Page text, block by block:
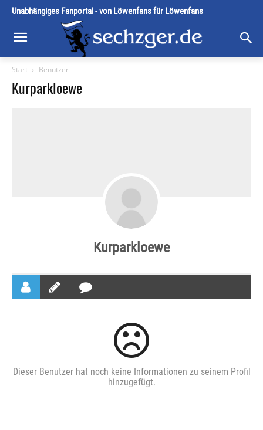
Unabhängiges Fanportal - von Löwenfans für Löwenfans
Start Benutzer
Kurparkloewe
Kurparkloewe
Dieser Benutzer hat noch keine Informationen zu seinem Profil
hinzugefügt.